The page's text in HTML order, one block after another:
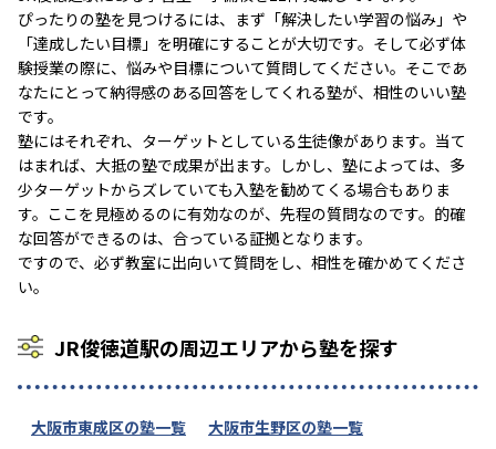
ぴったりの塾を見つけるには、まず「解決したい学習の悩み」や
「達成したい目標」を明確にすることが大切です。そして必ず体
験授業の際に、悩みや目標について質問してください。そこであ
なたにとって納得感のある回答をしてくれる塾が、相性のいい塾
です。
塾にはそれぞれ、ターゲットとしている生徒像があります。当て
はまれば、大抵の塾で成果が出ます。しかし、塾によっては、多
少ターゲットからズレていても入塾を勧めてくる場合もありま
す。ここを見極めるのに有効なのが、先程の質問なのです。的確
な回答ができるのは、合っている証拠となります。
ですので、必ず教室に出向いて質問をし、相性を確かめてくださ
い。
JR俊徳道駅の周辺エリアから塾を探す
大阪市東成区の塾一覧
大阪市生野区の塾一覧